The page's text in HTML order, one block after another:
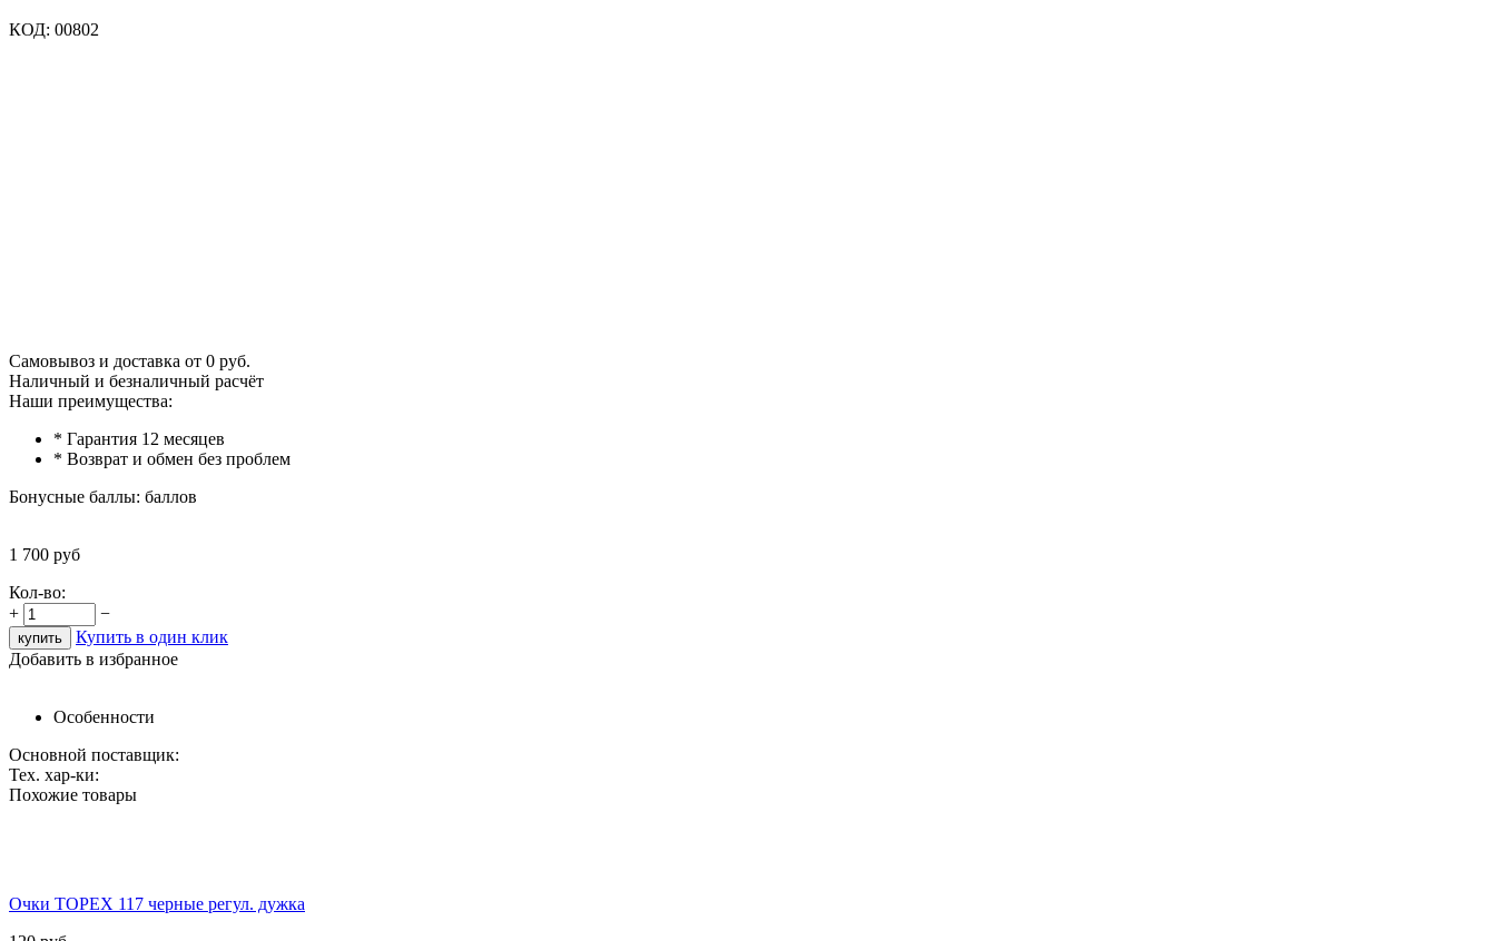
КОД: 00802
Самовывоз и доставка от 0 руб.
Наличный и безналичный расчёт
Наши преимущества:
* Гарантия 12 месяцев
* Возврат и обмен без проблем
Бонусные баллы: баллов
1 700 руб
Кол-во:
+
−
Купить в один клик
Добавить в избранное
Особенности
Основной поставщик:
Тех. хар-ки:
Похожие товары
Очки TOPEX 117 черные регул. дужка